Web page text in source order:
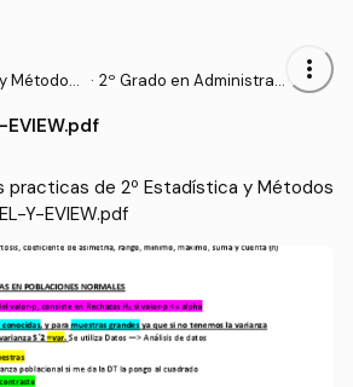
Métodos
· 2º Grado en Administrac
sas (UHU)
more_vert
EVIEW.pdf
practicas de 2º Estadística y Métodos
Y-EVIEW.pdf